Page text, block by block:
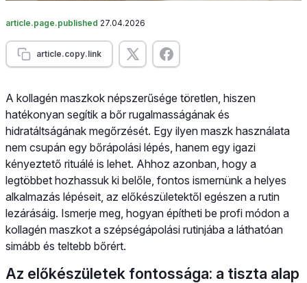
article.page.published 27.04.2026
article.copy.link
A kollagén maszkok népszerűsége töretlen, hiszen
hatékonyan segítik a bőr rugalmasságának és
hidratáltságának megőrzését. Egy ilyen maszk használata
nem csupán egy bőrápolási lépés, hanem egy igazi
kényeztető rituálé is lehet. Ahhoz azonban, hogy a
legtöbbet hozhassuk ki belőle, fontos ismernünk a helyes
alkalmazás lépéseit, az előkészületektől egészen a rutin
lezárásáig. Ismerje meg, hogyan építheti be profi módon a
kollagén maszkot a szépségápolási rutinjába a láthatóan
simább és teltebb bőrért.
Az előkészületek fontossága: a tiszta alap